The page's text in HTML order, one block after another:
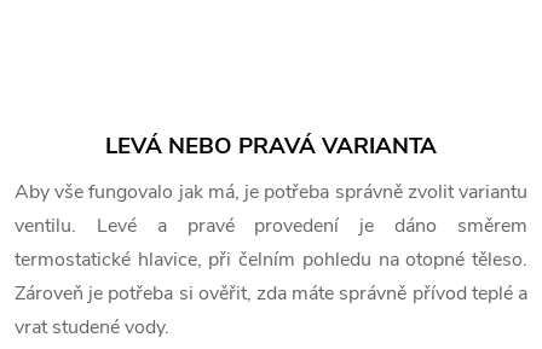
LEVÁ NEBO PRAVÁ VARIANTA
Aby vše fungovalo jak má, je potřeba správně zvolit variantu
ventilu. Levé a pravé provedení je dáno směrem
termostatické hlavice, při čelním pohledu na otopné těleso.
Zároveň je potřeba si ověřit, zda máte správně přívod teplé a
vrat studené vody.